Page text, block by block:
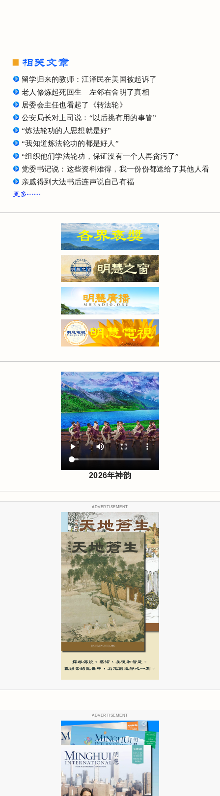
留学归来的教师：江泽民在美国被起诉了
老人修炼起死回生 左邻右舍明了真相
居委会主任也看起了《转法轮》
公安局长对上司说：“以后挑有用的事管”
“炼法轮功的人思想就是好”
“我知道炼法轮功的都是好人”
“组织他们学法轮功，保证没有一个人再贪污了”
党委书记说：这些资料难得，我一份份都送给了其他人看
亲戚得到大法书后连声说自己有福
2026年神韵
ADVERTISEMENT
ADVERTISEMENT